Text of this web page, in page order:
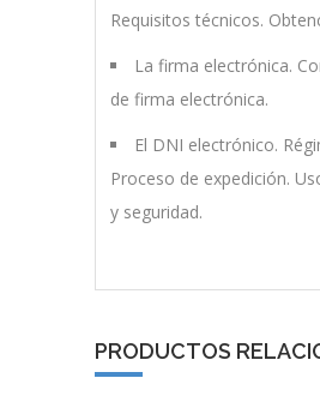
Requisitos técnicos.
La firma electrónica.
de firma electrónica.
El DNI electrónico.
Proceso de expedición.
y seguridad.
PRODUCTOS